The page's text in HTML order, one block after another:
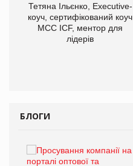
Тетяна Ільєнко, Executive-
коуч, сертифікований коуч
МСС ICF, ментор для
лідерів
БЛОГИ